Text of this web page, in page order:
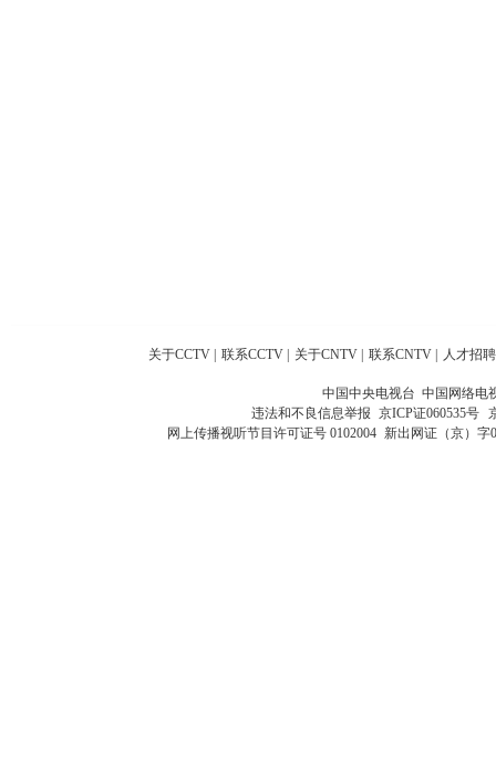
关于CCTV 联系CCTV 关于CNTV 联系CNTV 人才招聘
中国中央电视台 中国网络电
违法和不良信息举报 京ICP证060535号
网上传播视听节目许可证号 0102004 新出网证（京）